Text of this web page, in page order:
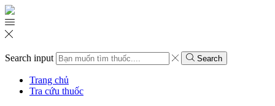
Search input Search
Trang chủ
Tra cứu thuốc